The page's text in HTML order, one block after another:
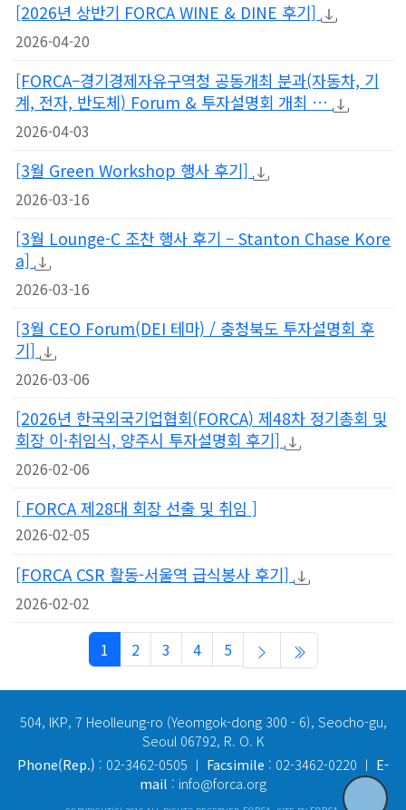
[2026년 상반기 FORCA WINE & DINE 후기]
2026-04-20
[FORCA–경기경제자유구역청 공동개최 분과(자동차, 기
계, 전자, 반도체) Forum & 투자설명회 개최 …
2026-04-03
[3월 Green Workshop 행사 후기]
2026-03-16
[3월 Lounge-C 조찬 행사 후기 – Stanton Chase Kore
a]
2026-03-16
[3월 CEO Forum(DEI 테마) / 충청북도 투자설명회 후
기]
2026-03-06
[2026년 한국외국기업협회(FORCA) 제48차 정기총회 및
회장 이·취임식, 양주시 투자설명회 후기]
2026-02-06
[ FORCA 제28대 회장 선출 및 취임 ]
2026-02-05
[FORCA CSR 활동-서울역 급식봉사 후기]
2026-02-02
1 2 3 4 5
504, IKP, 7 Heolleung-ro (Yeomgok-dong 300 - 6), Seocho-gu,
Seoul 06792, R. O. K
Phone(Rep.) : 02-3462-0505 ㅣ Facsimile : 02-3462-0220 ㅣ E-
mail : info@forca.org